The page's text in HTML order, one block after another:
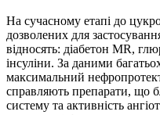
На сучасному етапі до
дозволених для
відносять: діабетон MR,
інсуліни. За даними
максимальний
справляють препарати, що
систему та активність